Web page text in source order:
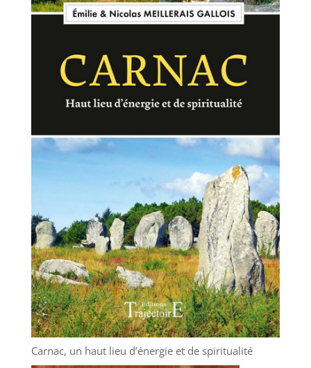
Carnac, un haut lieu d’énergie et de spiritualité